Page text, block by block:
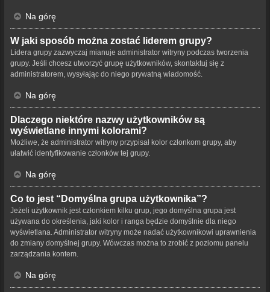
Na górę
W jaki sposób można zostać liderem grupy?
Lidera grupy zazwyczaj mianuje administrator witryny podczas tworzenia
grupy. Jeśli chcesz utworzyć grupę użytkowników, skontaktuj się z
administratorem, wysyłając do niego prywatną wiadomość.
Na górę
Dlaczego niektóre nazwy użytkowników są
wyświetlane innymi kolorami?
Możliwe, że administrator witryny przypisał kolor członkom grupy, aby
ułatwić identyfikowanie członków tej grupy.
Na górę
Co to jest “Domyślna grupa użytkownika”?
Jeżeli użytkownik jest członkiem kilku grup, jego domyślna grupa jest
używana do określenia, jaki kolor i ranga będzie domyślnie dla niego
wyświetlana. Administrator witryny może nadać użytkownikowi uprawnienia
do zmiany domyślnej grupy. Wówczas można to zrobić z poziomu panelu
zarządzania kontem.
Na górę